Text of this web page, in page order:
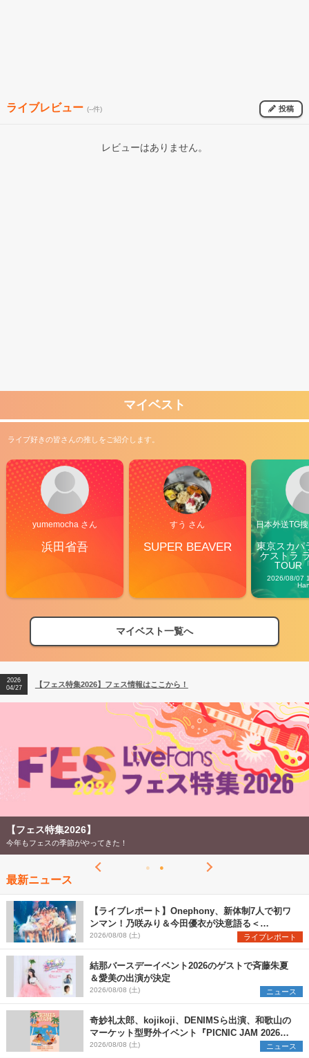
ライブレビュー (--件) 投稿
レビューはありません。
マイベスト
ライブ好きの皆さんの推しをご紹介します。
yumemocha さん
浜田省吾
すう さん
SUPER BEAVER
日本外送TG
東京スカパ
ケストラ
TOUR
2026/08/07
マイベスト一覧へ
【フェス特集2026】フェス情報はここから！
【ライブ動員ランキング】2026年上半期編発表！
04/27
【フェス特集2026】
今年もフェスの季節がやってきた！
最新ニュース
【ライブレポート】Onephony、新体制7人で初ワ
ンマン！乃咲みり＆今田優衣が決意語る＜
Onephony新体制1st Oneman Live はじまりの夏
＞
2026/08/08 (土) ライブレポート
結那バースデーイベント2026のゲストで斉藤朱夏
＆愛美の出演が決定
2026/08/08 (土) ニュース
奇妙礼太郎、kojikoji、DENIMSら出演、和歌山の
マーケット型野外イベント『PICNIC JAM 2026』
早割チケット発売開始
2026/08/08 (土) ニュース